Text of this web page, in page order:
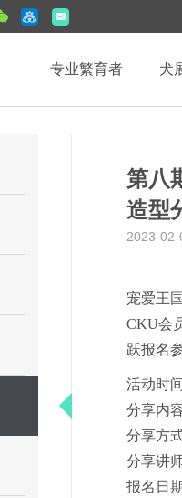
专业繁育者 犬
第八
造型
2023-
宠爱王
CKU会
跃报名
活动时
分享内
分享方
分享讲
报名日